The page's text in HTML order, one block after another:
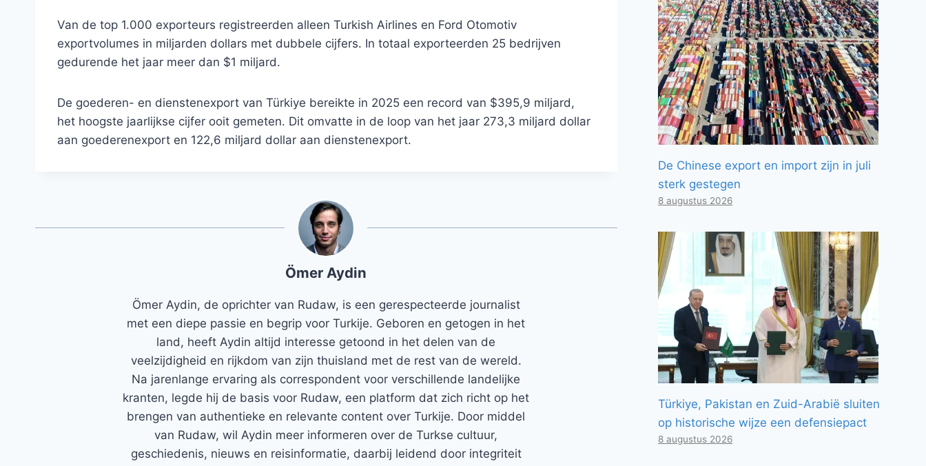
Van de top 1.000 exporteurs registreerden alleen Turkish Airlines en Ford Otomotiv
exportvolumes in miljarden dollars met dubbele cijfers. In totaal exporteerden 25 bedrijven
gedurende het jaar meer dan $1 miljard.
De goederen- en dienstenexport van Türkiye bereikte in 2025 een record van $395,9 miljard,
het hoogste jaarlijkse cijfer ooit gemeten. Dit omvatte in de loop van het jaar 273,3 miljard dollar
aan goederenexport en 122,6 miljard dollar aan dienstenexport.
Ömer Aydin
Ömer Aydin, de oprichter van Rudaw, is een gerespecteerde journalist
met een diepe passie en begrip voor Turkije. Geboren en getogen in het
land, heeft Aydin altijd interesse getoond in het delen van de
veelzijdigheid en rijkdom van zijn thuisland met de rest van de wereld.
Na jarenlange ervaring als correspondent voor verschillende landelijke
kranten, legde hij de basis voor Rudaw, een platform dat zich richt op het
brengen van authentieke en relevante content over Turkije. Door middel
van Rudaw, wil Aydin meer informeren over de Turkse cultuur,
geschiedenis, nieuws en reisinformatie, daarbij leidend door integriteit
De Chinese export en import zijn in juli
sterk gestegen
8 augustus 2026
Türkiye, Pakistan en Zuid-Arabië sluiten
op historische wijze een defensiepact
8 augustus 2026